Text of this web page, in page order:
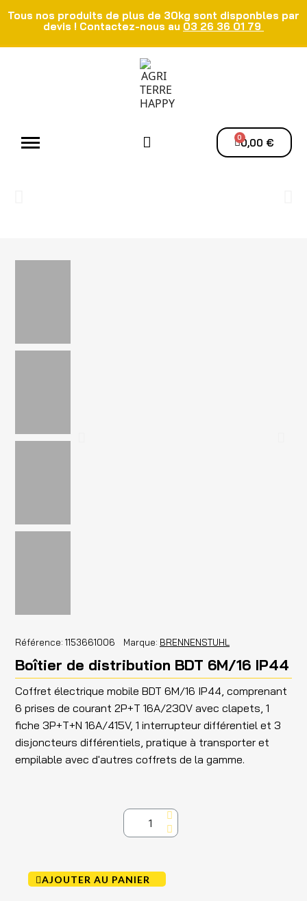
Tous nos produits de plus de 30kg sont disponbles par
devis ! Contactez-nous au 03 26 36 01 79
0,00 €
Référence 1153661006 Marque BRENNENSTUHL
Boîtier de distribution BDT 6M/16 IP44
Coffret électrique mobile BDT 6M/16 IP44, comprenant
6 prises de courant 2P+T 16A/230V avec clapets, 1
fiche 3P+T+N 16A/415V, 1 interrupteur différentiel et 3
disjoncteurs différentiels, pratique à transporter et
empilable avec d'autres coffrets de la gamme.
AJOUTER AU PANIER